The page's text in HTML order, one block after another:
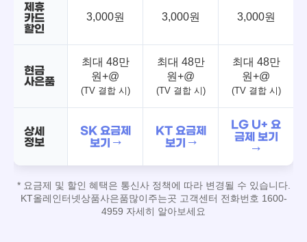
제휴
카드
할인
3,000원 3,000원 3,000원
현금
사은품
최대 48만
원+@
(TV 결합 시)
최대 48만
원+@
(TV 결합 시)
최대 48만
원+@
(TV 결합 시)
상세
정보
SK 요금제
보기 →
KT 요금제
보기 →
LG U+ 요
금제 보기
→
* 요금제 및 할인 혜택은 통신사 정책에 따라 변경될 수 있습니다.
KT올레인터넷상품사은품많이주는곳 고객센터 전화번호 1600-
4959 자세히 알아보세요